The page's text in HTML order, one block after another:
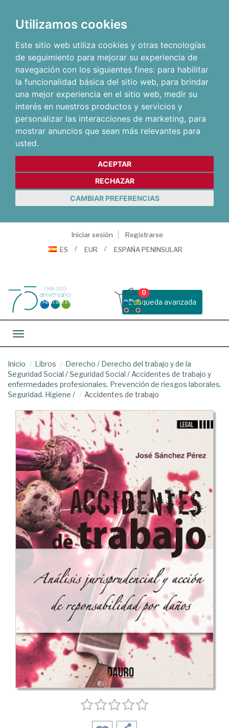
Utilizamos cookies
Este sitio web utiliza cookies y otras tecnologías
de seguimiento para mejorar su experiencia de
navegación con los siguientes fines: para habilitar
la funcionalidad básica del sitio web, para brindar
una mejor experiencia en el sitio web, medir su
interés en nuestros productos y servicios y
personalizar las interacciones de marketing, para
mostrar anuncios que sean más relevantes para
usted.
ACEPTAR
RECHAZAR
CAMBIAR PREFERENCIAS
Iniciar sesión
Registrarse
ES
EUR ESPAÑA PENINSULAR
Busqueda avanzada
0
Toggle navigation
Inicio Libros Derecho / Derecho del trabajo y de la
Seguridad Social /Seguridad Social / Accidentes de trabajo y
enfermedades profesionales. Prevención de riesgos laborales.
Seguridad. Higiene / Accidentes de trabajo